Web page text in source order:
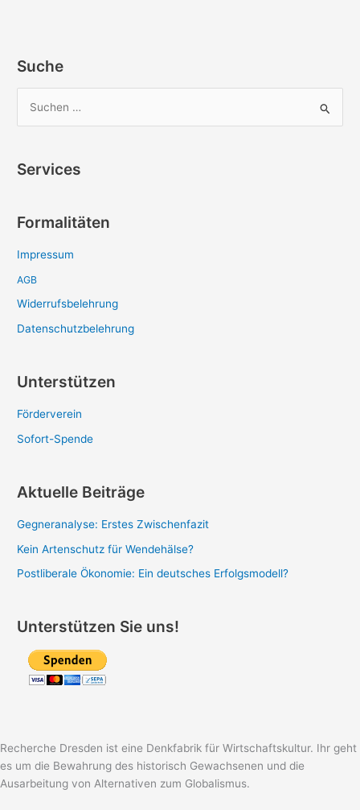
Suche
h
n
a
c
h
:
Services
Formalitäten
Impressum
AGB
Widerrufsbelehrung
Datenschutzbelehrung
Unterstützen
Förderverein
Sofort-Spende
Aktuelle Beiträge
Gegneranalyse: Erstes Zwischenfazit
Kein Artenschutz für Wendehälse?
Postliberale Ökonomie: Ein deutsches Erfolgsmodell?
Unterstützen Sie uns!
Recherche Dresden ist eine Denkfabrik für Wirtschaftskultur. Ihr geht
es um die Bewahrung des historisch Gewachsenen und die
Ausarbeitung von Alternativen zum Globalismus.